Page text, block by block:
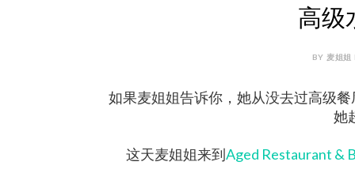
高级
BY 麦姐
如果麦姐姐告诉你，她从没去过高级
她
这天麦姐姐来到Aged Restaurant &